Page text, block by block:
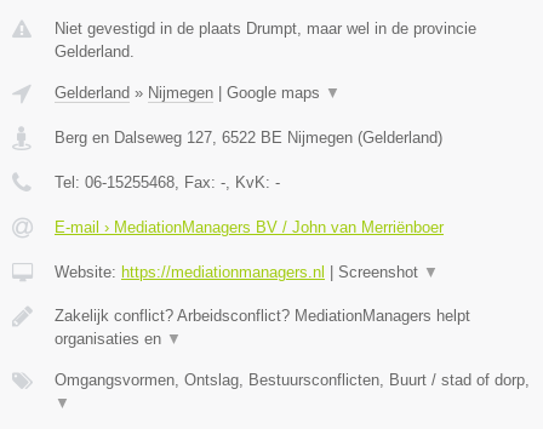
Niet gevestigd in de plaats Drumpt, maar wel in de provincie
Gelderland.
Gelderland » Nijmegen Google maps ▼
Berg en Dalseweg 127 6522 BE Nijmegen (Gelderland)
Tel: 06-15255468 , Fax: - , KvK: -
E-mail › MediationManagers BV / John van Merriënboer
Website: https://mediationmanagers.nl Screenshot ▼
Zakelijk conflict? Arbeidsconflict? MediationManagers helpt
organisaties en ▼
Omgangsvormen, Ontslag, Bestuursconflicten, Buurt / stad of dorp,
▼